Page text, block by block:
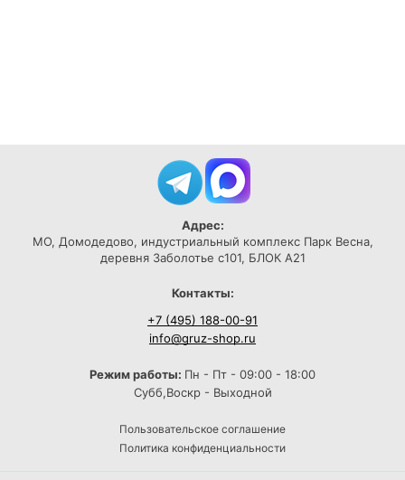
Адрес:
МО, Домодедово, индустриальный комплекс Парк Весна,
деревня Заболотье с101, БЛОК А21
Контакты:
+7 (495) 188-00-91
info@gruz-shop.ru
Режим работы: Пн - Пт - 09:00 - 18:00
Субб,Воскр - Выходной
Пользовательское соглашение
Политика конфиденциальности